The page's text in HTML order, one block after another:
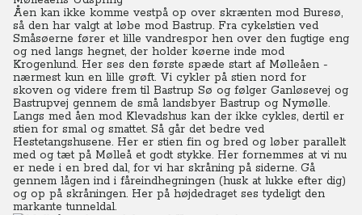
Åen kan ikke komme vestpå op over skrænten mod Buresø,
så den har valgt at løbe mod Bastrup. Fra cykelstien ved
Småsøerne fører et lille vandrespor hen over den fugtige eng
og ned langs hegnet, der holder køerne inde mod
Krogenlund. Her ses den første spæde start af Mølleåen -
nærmest kun en lille grøft. Vi cykler på stien nord for
skoven og videre frem til Bastrup Sø og følger Ganløsevej og
Bastrupvej gennem de små landsbyer Bastrup og Nymølle.
Langs med åen mod Klevadshus kan der ikke cykles, dertil er
stien for smal og smattet. Så går det bedre ved
Hestetangshusene. Her er stien fin og bred og løber parallelt
med og tæt på Mølleå et godt stykke. Her fornemmes at vi nu
er nede i en bred dal, for vi har skråning på siderne. Gå
gennem lågen ind i fåreindhegningen (husk at lukke efter dig)
og op på skråningen. Her på højdedraget ses tydeligt den
markante tunneldal.